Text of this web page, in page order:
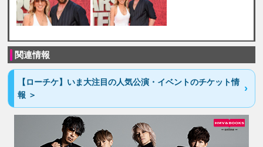
関連情報
【ローチケ】いま大注目の人気公演・イベントのチケット情
報 ＞